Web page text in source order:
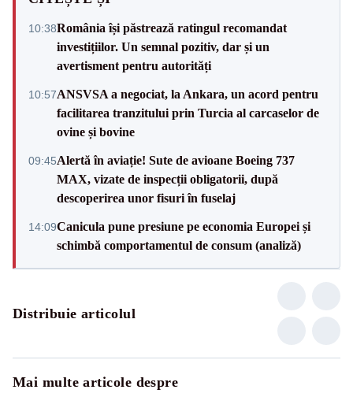
10:38România își păstrează ratingul recomandat
investițiilor. Un semnal pozitiv, dar și un
avertisment pentru autorități
10:57ANSVSA a negociat, la Ankara, un acord pentru
facilitarea tranzitului prin Turcia al carcaselor de
ovine și bovine
09:45Alertă în aviație! Sute de avioane Boeing 737
MAX, vizate de inspecții obligatorii, după
descoperirea unor fisuri în fuselaj
14:09Canicula pune presiune pe economia Europei și
schimbă comportamentul de consum (analiză)
Distribuie articolul
Mai multe articole despre